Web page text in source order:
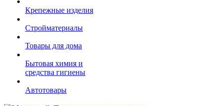
Крепежные изделия
Стройматериалы
Товары для дома
Бытовая химия и
средства гигиены
Автотовары